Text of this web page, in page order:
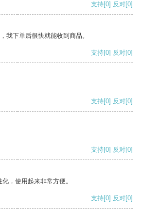
支持[0] 反对[0]
我下单后很快就能收到商品。
支持[0] 反对[0]
支持[0] 反对[0]
支持[0] 反对[0]
，使用起来非常方便。
支持[0] 反对[0]